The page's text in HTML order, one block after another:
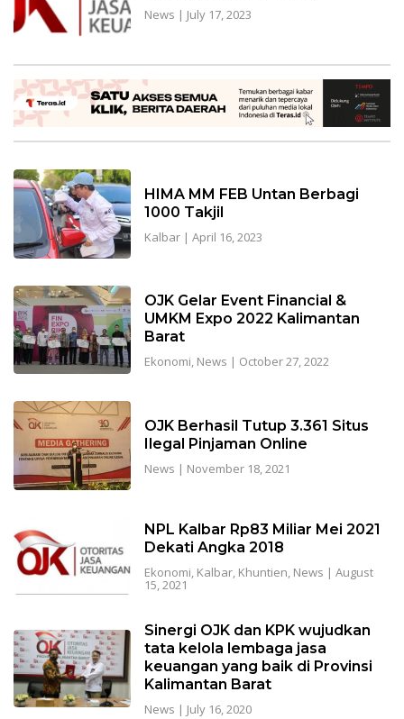
News | July 17, 2023
HIMA MM FEB Untan Berbagi
1000 Takjil
Kalbar| April 16, 2023
OJK Gelar Event Financial &
UMKM Expo 2022 Kalimantan
Barat
Ekonomi, News | October 27, 2022
OJK Berhasil Tutup 3.361 Situs
Ilegal Pinjaman Online
News | November 18, 2021
NPL Kalbar Rp83 Miliar Mei 2021
Dekati Angka 2018
Ekonomi, Kalbar, Khuntien, News | August
15, 2021
Sinergi OJK dan KPK wujudkan
tata kelola lembaga jasa
keuangan yang baik di Provinsi
Kalimantan Barat
News | July 16, 2020